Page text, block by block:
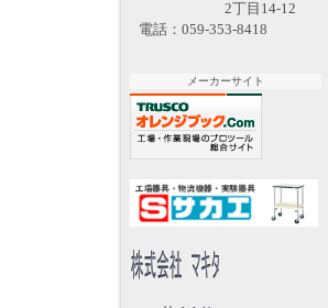
2丁目14-12
電話：059-353-8418
メーカーサイト